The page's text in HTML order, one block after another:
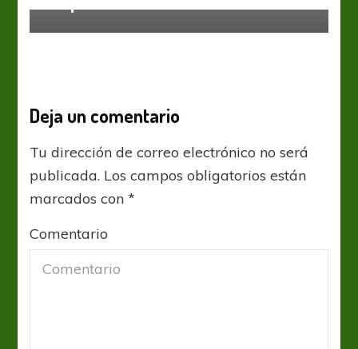
Deja un comentario
Tu dirección de correo electrónico no será
publicada. Los campos obligatorios están
marcados con*
Comentario